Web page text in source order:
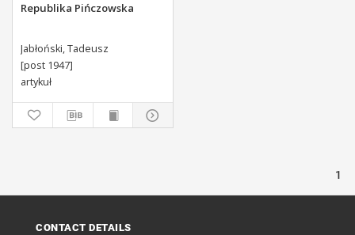
Republika Pińczowska
Jabłoński, Tadeusz
[post 1947]
artykuł
1
CONTACT DETAILS